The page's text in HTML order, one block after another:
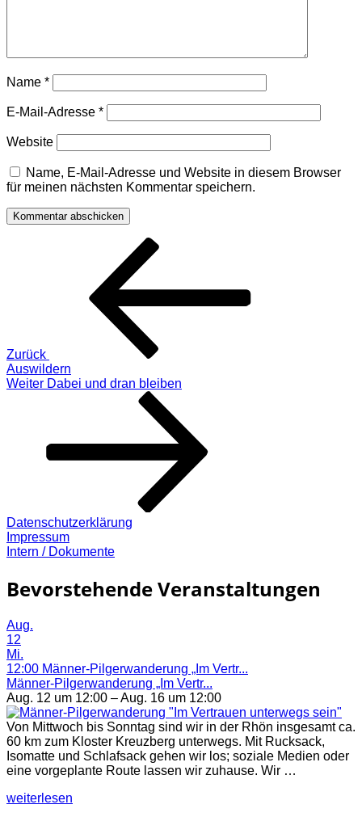
Name *
E-Mail-Adresse *
Website
Name, E-Mail-Adresse und Website in diesem Browser
für meinen nächsten Kommentar speichern.
Beitragsnavigation
Zurück
Auswildern
Nächster
Weiter Dabei und dran bleiben
Datenschutzerklärung
Impressum
Intern / Dokumente
Bevorstehende Veranstaltungen
Aug.
12
Mi.
12:00 Männer-Pilgerwanderung „Im Vertr...
Männer-Pilgerwanderung „Im Vertr...
Aug. 12 um 12:00 – Aug. 16 um 12:00
Von Mittwoch bis Sonntag sind wir in der Rhön insgesamt ca.
60 km zum Kloster Kreuzberg unterwegs. Mit Rucksack,
Isomatte und Schlafsack gehen wir los; soziale Medien oder
eine vorgeplante Route lassen wir zuhause. Wir …
„Männer-
weiterlesen